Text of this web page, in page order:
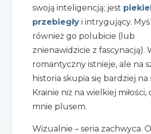
swoją inteligencją; jest
przebiegłyi intrygujący.
również go polubicie (lub
znienawidzicie z fascynacją).
romantyczny istnieje, ale na
historia skupia się bardziej na
Krainie niż na wielkiej miłości,
mnie plusem.
Wizualnie – seria zachwyca.